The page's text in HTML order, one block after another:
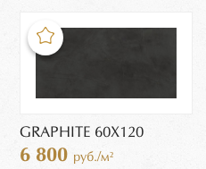
GRAPHITE 60X120
6 800 руб./м²